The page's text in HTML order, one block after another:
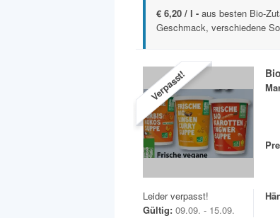
€ 6,20 / l - aus besten Bio-
Geschmack, verschiedene
Verpasst!
Leider verpasst!
Gültig: 09.09. - 15.09.